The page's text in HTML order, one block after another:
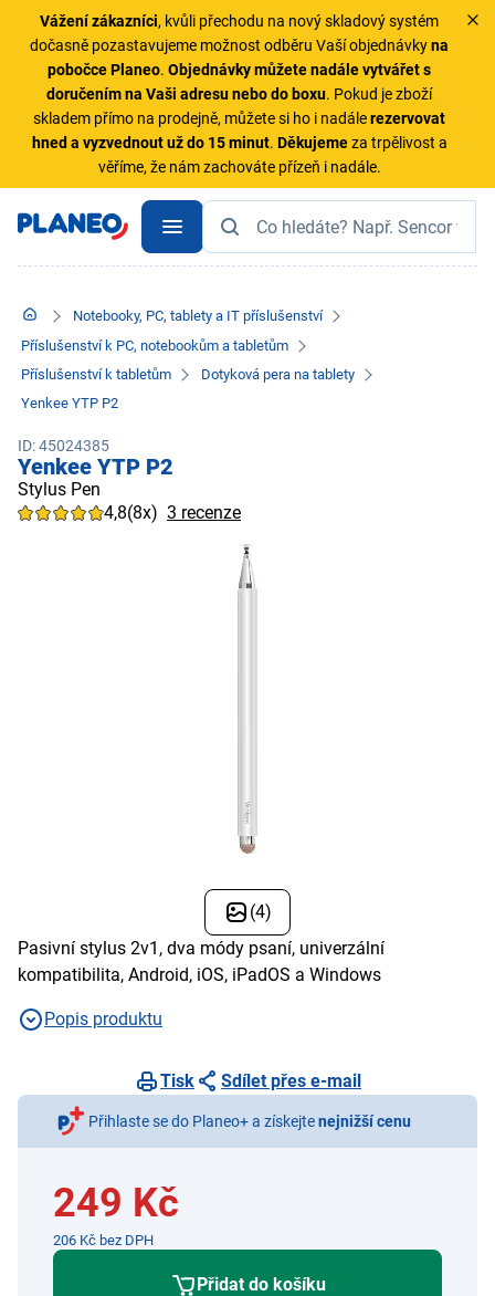
Vážení zákazníci, kvůli přechodu na nový skladový systém
dočasně pozastavujeme možnost odběru Vaší objednávkyna
pobočce Planeo.Objednávky můžete nadále vytvářet s
doručením na Vaši adresu nebo do boxu. Pokud je zboží
skladem přímo na prodejně, můžete si ho i nadálerezervovat
hned a vyzvednout už do 15 minut. Děkujemeza trpělivost a
věříme, že nám zachováte přízeň i nadále.
Notebooky, PC, tablety a IT příslušenství
Příslušenství k PC, notebookům a tabletům
Příslušenství k tabletům
Dotyková pera na tablety
Yenkee YTP P2
ID: 45024385
Yenkee YTP P2
Stylus Pen
4,8(8x) 3 recenze
(4)
Pasivní stylus 2v1, dva módy psaní, univerzální
kompatibilita, Android, iOS, iPadOS a Windows
Popis produktu
Tisk Sdílet přes e-mail
Přihlaste se do Planeo+ a získejtenejnižší cenu
249 Kč
206 Kč bez DPH
Přidat do košíku